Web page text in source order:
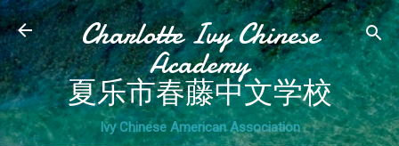
Skip to main content
Charlotte Ivy Chinese
Academy
夏乐市春藤中文学校
Ivy Chinese American Association